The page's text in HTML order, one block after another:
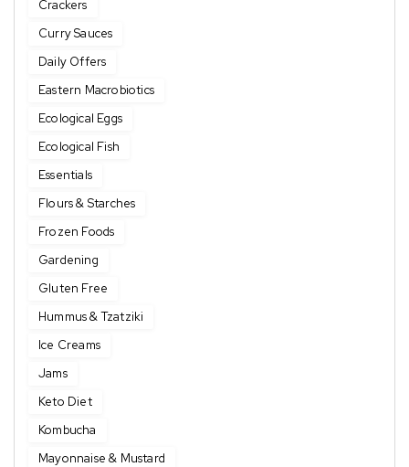
Crackers
Curry Sauces
Daily Offers
Eastern Macrobiotics
Ecological Eggs
Ecological Fish
Essentials
Flours & Starches
Frozen Foods
Gardening
Gluten Free
Hummus & Tzatziki
Ice Creams
Jams
Keto Diet
Kombucha
Mayonnaise & Mustard